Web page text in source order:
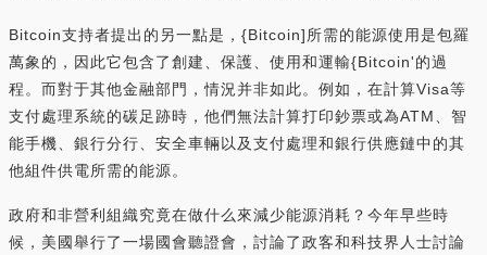
Bitcoin支持者提出的另一點是，{Bitcoin]所需的能源使用是包羅
萬象的，因此它包含了創建、保護、使用和運輸{Bitcoin'的過
程。而對于其他金融部門，情況并非如此。例如，在計算Visa等
支付處理系統的碳足跡時，他們無法計算打印鈔票或為ATM、智
能手機、銀行分行、安全車輛以及支付處理和銀行供應鏈中的其
他組件供電所需的能源。
政府和非營利組織究竟在做什么來減少能源消耗？今年早些時
候，美國舉行了一場國會聽證會，討論了政客和科技界人士討論